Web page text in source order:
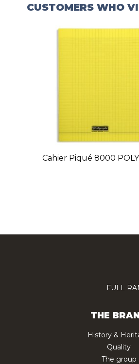
CUSTOMERS WHO
Cahier Piqué 8000
FULL
THE
History &
Quality
The group